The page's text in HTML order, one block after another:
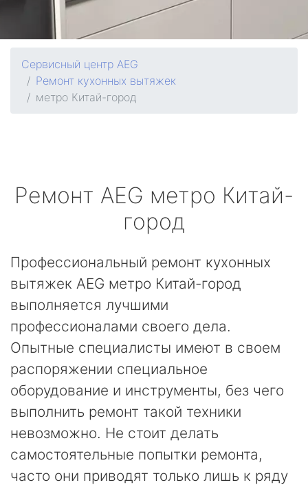
Сервисный центр AEG
Ремонт кухонных вытяжек
метро Китай-город
Ремонт AEG метро Китай-
город
Профессиональный ремонт кухонных
вытяжек AEG метро Китай-город
выполняется лучшими
профессионалами своего дела.
Опытные специалисты имеют в своем
распоряжении специальное
оборудование и инструменты, без чего
выполнить ремонт такой техники
невозможно. Не стоит делать
самостоятельные попытки ремонта,
часто они приводят только лишь к ряду